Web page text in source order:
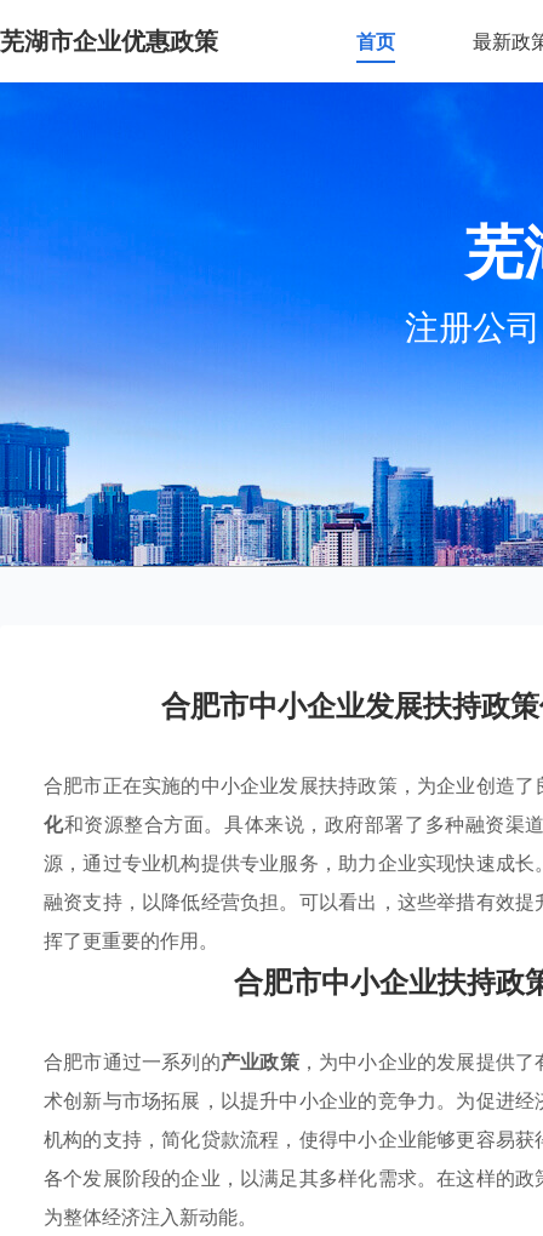
芜湖市企业优惠政策 首页 最新政
芜
注册公
合肥市中小企业发展扶持政
合肥市正在实施的中小企业发展扶持政策，为企业创造
化和资源整合方面。具体来说，政府部署了多种融资渠
源，通过专业机构提供专业服务，助力企业实现快速成
融资支持，以降低经营负担。可以看出，这些举措有效
挥了更重要的作用。
合肥市中小企业扶持政
合肥市通过一系列的产业政策，为中小企业的发展提供
术创新与市场拓展，以提升中小企业的竞争力。为促进
机构的支持，简化贷款流程，使得中小企业能够更容易
各个发展阶段的企业，以满足其多样化需求。在这样的
为整体经济注入新动能。